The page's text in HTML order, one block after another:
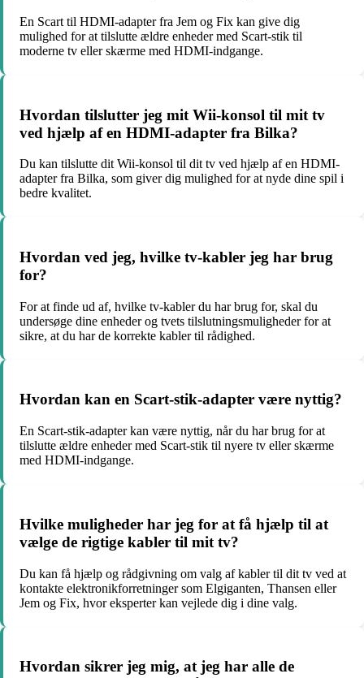
En Scart til HDMI-adapter fra Jem og Fix kan give dig
mulighed for at tilslutte ældre enheder med Scart-stik til
moderne tv eller skærme med HDMI-indgange.
Hvordan tilslutter jeg mit Wii-konsol til mit tv
ved hjælp af en HDMI-adapter fra Bilka?
Du kan tilslutte dit Wii-konsol til dit tv ved hjælp af en HDMI-
adapter fra Bilka, som giver dig mulighed for at nyde dine spil i
bedre kvalitet.
Hvordan ved jeg, hvilke tv-kabler jeg har brug
for?
For at finde ud af, hvilke tv-kabler du har brug for, skal du
undersøge dine enheder og tvets tilslutningsmuligheder for at
sikre, at du har de korrekte kabler til rådighed.
Hvordan kan en Scart-stik-adapter være nyttig?
En Scart-stik-adapter kan være nyttig, når du har brug for at
tilslutte ældre enheder med Scart-stik til nyere tv eller skærme
med HDMI-indgange.
Hvilke muligheder har jeg for at få hjælp til at
vælge de rigtige kabler til mit tv?
Du kan få hjælp og rådgivning om valg af kabler til dit tv ved at
kontakte elektronikforretninger som Elgiganten, Thansen eller
Jem og Fix, hvor eksperter kan vejlede dig i dine valg.
Hvordan sikrer jeg mig, at jeg har alle de